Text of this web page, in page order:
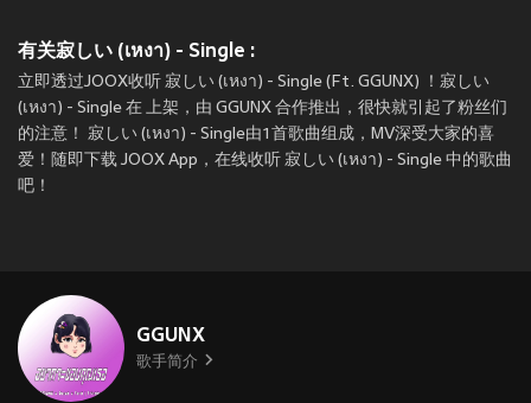
有关寂しい (เหงา) - Single :
立即透过JOOX收听 寂しい (เหงา) - Single (Ft. GGUNX) ！寂しい
(เหงา) - Single 在 上架，由 GGUNX 合作推出，很快就引起了粉丝们
的注意！ 寂しい (เหงา) - Single由1首歌曲组成，MV深受大家的喜
爱！随即下载 JOOX App，在线收听 寂しい (เหงา) - Single 中的歌曲
吧！
GGUNX
歌手简介